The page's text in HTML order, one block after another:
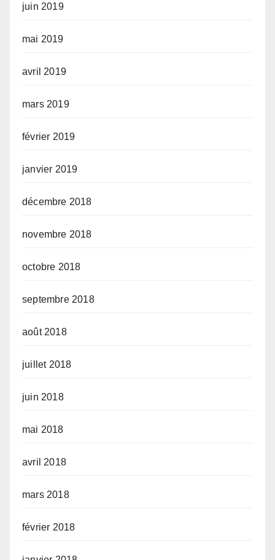
juin 2019
mai 2019
avril 2019
mars 2019
février 2019
janvier 2019
décembre 2018
novembre 2018
octobre 2018
septembre 2018
août 2018
juillet 2018
juin 2018
mai 2018
avril 2018
mars 2018
février 2018